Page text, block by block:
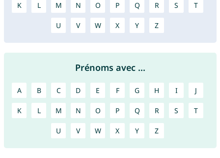
K L M N O P Q R S T
U V W X Y Z
Prénoms avec ...
A B C D E F G H I J
K L M N O P Q R S T
U V W X Y Z